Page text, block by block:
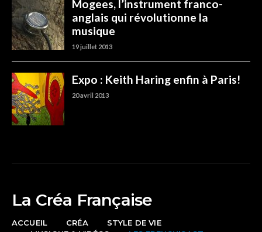
La Créa Française
ACCUEIL CRÉA
STYLE DE VIE